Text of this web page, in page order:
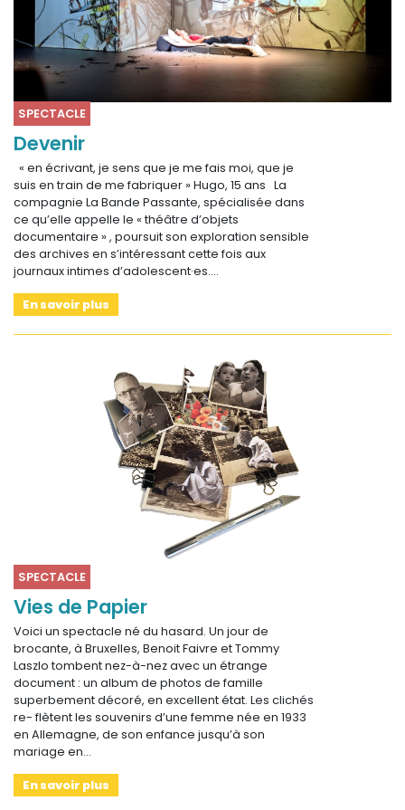
SPECTACLE
Devenir
« en écrivant, je sens que je me fais moi, que je
suis en train de me fabriquer » Hugo, 15 ans La
compagnie La Bande Passante, spécialisée dans
ce qu’elle appelle le « théâtre d’objets
documentaire » , poursuit son exploration sensible
des archives en s’intéressant cette fois aux
journaux intimes d’adolescent·es.…
En savoir plus
SPECTACLE
Vies de Papier
Voici un spectacle né du hasard. Un jour de
brocante, à Bruxelles, Benoit Faivre et Tommy
Laszlo tombent nez-à-nez avec un étrange
document : un album de photos de famille
superbement décoré, en excellent état. Les clichés
re- flètent les souvenirs d’une femme née en 1933
en Allemagne, de son enfance jusqu’à son
mariage en…
En savoir plus